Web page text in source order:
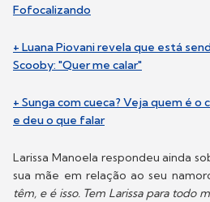
Fofocalizando
+ Luana Piovani revela que está
Scooby: "Quer me calar"
+ Sunga com cueca? Veja quem é
e deu o que falar
Larissa Manoela respondeu ainda
sua mãe em relação ao seu
têm, e é isso. Tem Larissa para todo